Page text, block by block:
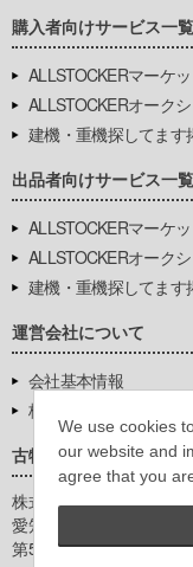
We use cookies
our website and
agree that you
購入者向けサービス一覧
ALLSTOCKERマーケッ
ALLSTOCKERオーク
建機・重機探してます
出品者向けサービス一覧
ALLSTOCKERマーケッ
ALLSTOCKERオーク
建機・重機探してます
運営会社について
会社基本情報
株式会社豊環境開発
古物営業法に基づく表示
株式会社豊環境開発
愛知県公安委員会
第542771404200号